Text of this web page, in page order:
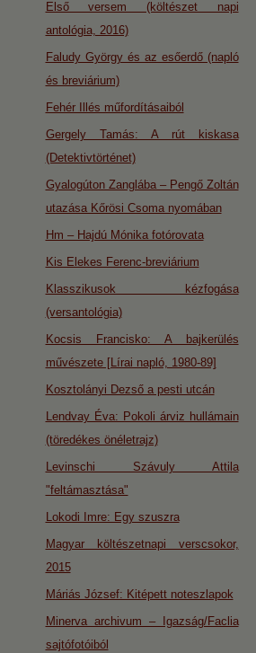
Első versem (költészet napi
antológia, 2016)
Faludy György és az esőerdő (napló
és breviárium)
Fehér Illés műfordításaiból
Gergely Tamás: A rút kiskasa
(Detektivtörténet)
Gyalogúton Zanglába – Pengő Zoltán
utazása Kőrösi Csoma nyomában
Hm – Hajdú Mónika fotórovata
Kis Elekes Ferenc-breviárium
Klasszikusok kézfogása
(versantológia)
Kocsis Francisko: A bajkerülés
művészete [Lírai napló, 1980-89]
Kosztolányi Dezső a pesti utcán
Lendvay Éva: Pokoli árviz hullámain
(töredékes önéletrajz)
Levinschi Szávuly Attila
"feltámasztása"
Lokodi Imre: Egy szuszra
Magyar költészetnapi verscsokor,
2015
Máriás József: Kitépett noteszlapok
Minerva archivum – Igazság/Faclia
sajtófotóiból